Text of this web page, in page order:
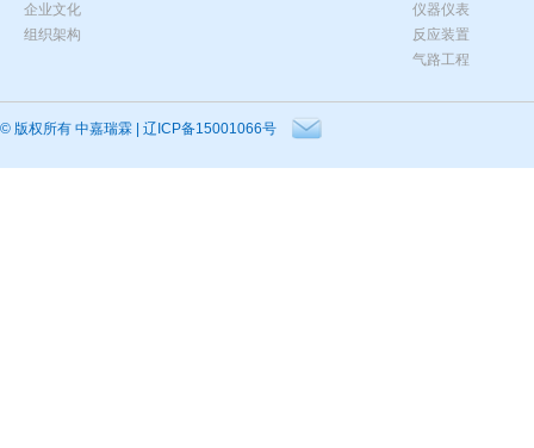
企业文化
组织架构
仪器仪表
反应装置
气路工程
© 版权所有 中嘉瑞霖 辽ICP备15001066号